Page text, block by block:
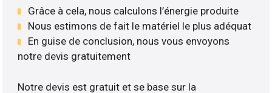
Grâce à cela, nous calculons l’énergie produite
Nous estimons de fait le matériel le plus adéquat
En guise de conclusion, nous vous envoyons
notre devis gratuitement
Notre devis est gratuit et se base sur la